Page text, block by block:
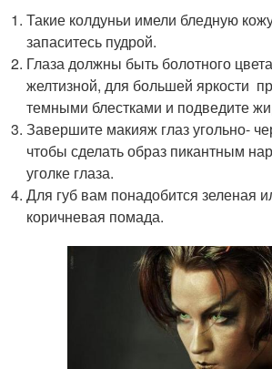
Такие колдуньи имели бледную
запаситесь пудрой.
Глаза должны быть болотного
желтизной, для большей яркости
темными блестками и подведите
Завершите макияж глаз угольно-
чтобы сделать образ пикантным
уголке глаза.
Для губ вам понадобится зеленая
коричневая помада.